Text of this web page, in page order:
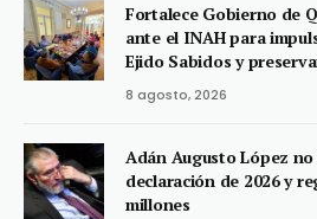
Fortalece Gobierno de
ante el INAH para
Ejido Sabidos y
8 agosto, 2026
Adán Augusto López
declaración de 2026 y
millones